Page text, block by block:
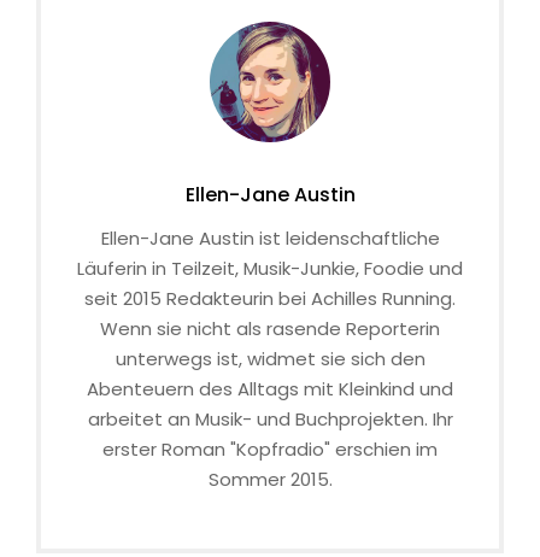
Ellen-Jane Austin
Ellen-Jane Austin ist leidenschaftliche
Läuferin in Teilzeit, Musik-Junkie, Foodie und
seit 2015 Redakteurin bei Achilles Running.
Wenn sie nicht als rasende Reporterin
unterwegs ist, widmet sie sich den
Abenteuern des Alltags mit Kleinkind und
arbeitet an Musik- und Buchprojekten. Ihr
erster Roman "Kopfradio" erschien im
Sommer 2015.